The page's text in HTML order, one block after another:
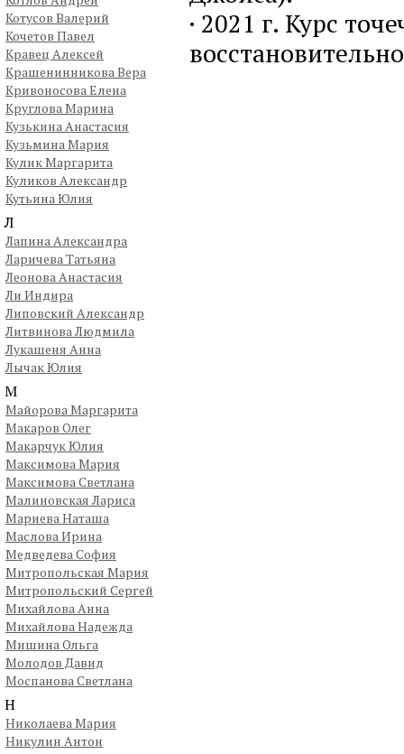
Котусов Валерий
Кочетов Павел
Кравец Алексей
Крашенинникова Вера
Кривоносова Елена
Круглова Марина
Кузькина Анастасия
Кузьмина Мария
Кулик Маргарита
Куликов Александр
Кутьина Юлия
Л
Лапина Александра
Ларичева Татьяна
Леонова Анастасия
Ли Индира
Липовский Александр
Литвинова Людмила
Лукашеня Анна
Лычак Юлия
М
Майорова Маргарита
Макаров Олег
Макарчук Юлия
Максимова Мария
Максимова Светлана
Малиновская Лариса
Мариева Наташа
Маслова Ирина
Медведева София
Митропольская Мария
Митропольский Сергей
Михайлова Анна
Михайлова Надежда
Мишина Ольга
Молодов Давид
Моспанова Светлана
Н
Николаева Мария
Никулин Антон
· 2021 г. Курс